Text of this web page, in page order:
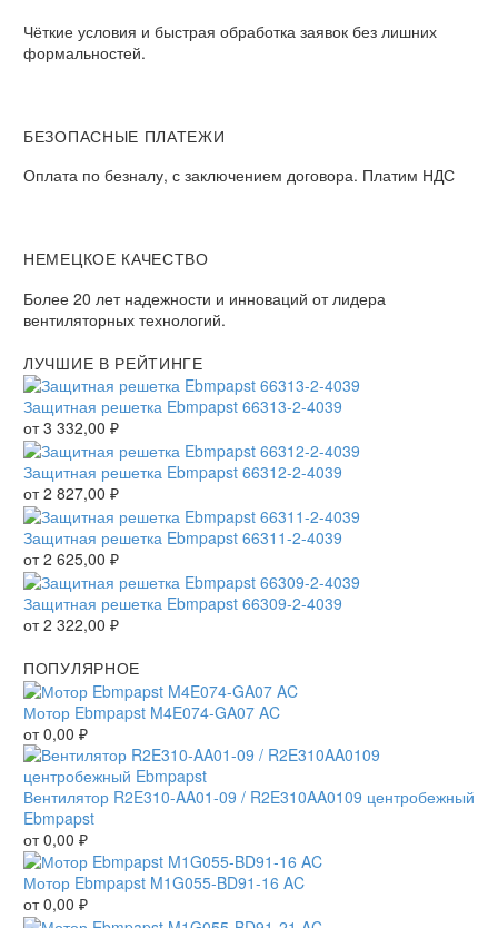
Чёткие условия и быстрая обработка заявок без лишних
формальностей.
БЕЗОПАСНЫЕ ПЛАТЕЖИ
Оплата по безналу, с заключением договора. Платим НДС
НЕМЕЦКОЕ КАЧЕСТВО
Более 20 лет надежности и инноваций от лидера
вентиляторных технологий.
ЛУЧШИЕ В РЕЙТИНГЕ
Защитная решетка Ebmpapst 66313-2-4039
от3 332,00 ₽
Защитная решетка Ebmpapst 66312-2-4039
от2 827,00 ₽
Защитная решетка Ebmpapst 66311-2-4039
от2 625,00 ₽
Защитная решетка Ebmpapst 66309-2-4039
от2 322,00 ₽
ПОПУЛЯРНОЕ
Мотор Ebmpapst M4E074-GA07 AC
от0,00 ₽
Вентилятор R2E310-AA01-09 / R2E310AA0109 центробежный
Ebmpapst
от0,00 ₽
Мотор Ebmpapst M1G055-BD91-16 AC
от0,00 ₽